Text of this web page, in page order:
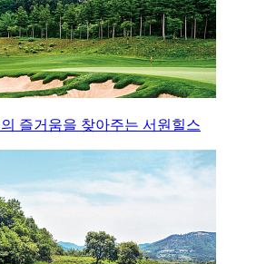
즐거움을 찾아주는 서원힐스